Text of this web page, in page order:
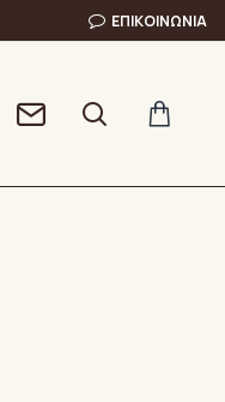
ΕΠΙΚΟΙΝΩΝΊΑ